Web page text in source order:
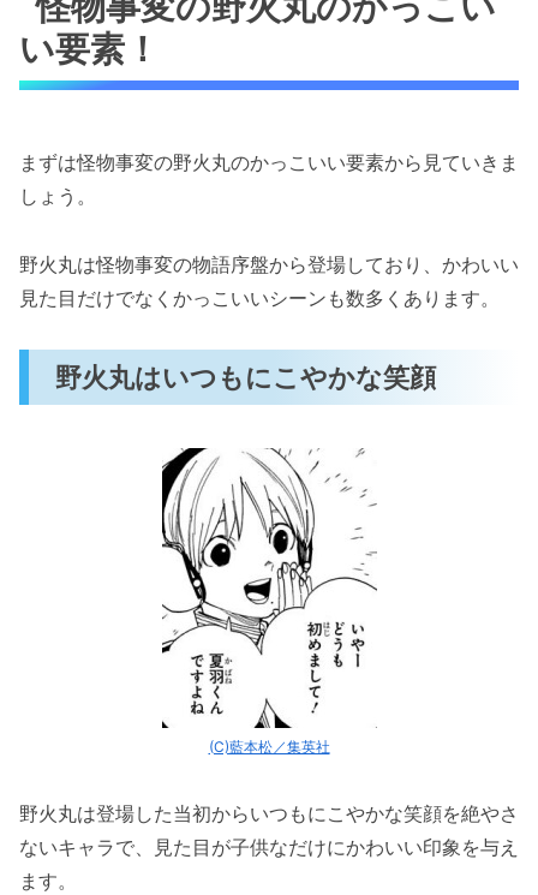
野火丸はいつも沈着冷静
野火丸は実は強い
野火丸の大人バージョンがかっこいい
怪物事変の野火丸のかっこいいシーン！セリフ
野火丸の初登場（3巻の第10話）
「短い寄り道でしたね。楽しめました？」
「ぶっ殺しま～す」（5巻の第16話）
腕を「新調」（7巻の第27話）
飯生（いなり）への本音がダダ漏れ（11巻
の第42話）
狐の野火丸が鬼族を一蹴（11巻の第43話）
たまに見せるシリアスな表情（13巻の第48
死ぬほど嘘つき笑（14巻の第52話）
怪物事変の野火丸はかっこいいけど性格は腹黒
からない
野火丸がたまに見せる腹黒い表情とセリフ
い要素！
まずは怪物事変の野火丸のかっこいい要素から見ていきま
しょう。
野火丸は怪物事変の物語序盤から登場しており、かわいい
見た目だけでなくかっこいいシーンも数多くあります。
野火丸はいつもにこやかな笑顔
(C)藍本松／集英社
野火丸は登場した当初からいつもにこやかな笑顔を絶やさ
ないキャラで、見た目が子供なだけにかわいい印象を与え
ます。